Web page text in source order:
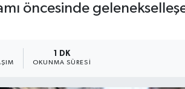
öncesinde
1 DK
OKUNMA SÜRESI